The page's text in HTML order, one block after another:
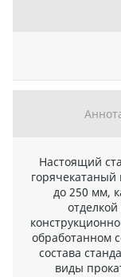
Настоящий
до 250 мм,
обработанном
состава
виды